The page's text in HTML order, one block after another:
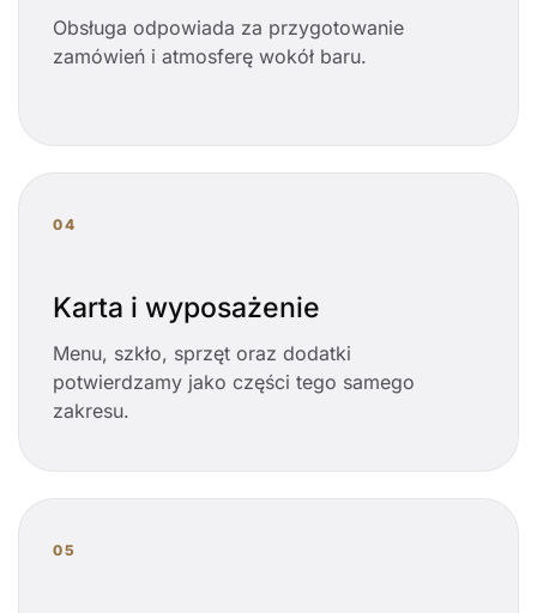
Obsługa odpowiada za przygotowanie
zamówień i atmosferę wokół baru.
04
Karta i wyposażenie
Menu, szkło, sprzęt oraz dodatki
potwierdzamy jako części tego samego
zakresu.
05